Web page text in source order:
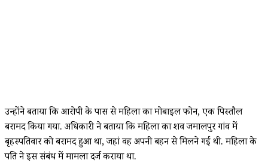
उन्होंने बताया कि आरोपी के पास से महिला का मोबाइल फोन, एक पिस्तौल
बरामद किया गया. अधिकारी ने बताया कि महिला का शव जमालपुर गांव में
बृहस्पतिवार को बरामद हुआ था, जहां वह अपनी बहन से मिलने गई थी. महिला के
पति ने इस संबंध में मामला दर्ज कराया था.